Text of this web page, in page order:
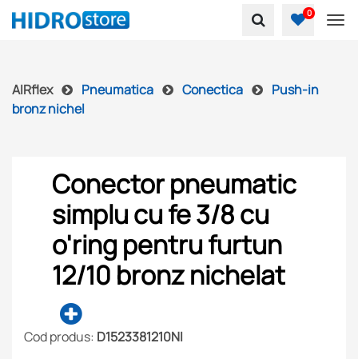
0
AIRflex Pneumatica Conectica
Push-in
bronz nichel
Conector pneumatic
simplu cu fe 3/8 cu
o'ring pentru furtun
12/10 bronz nichelat
Cod produs: D1523381210NI